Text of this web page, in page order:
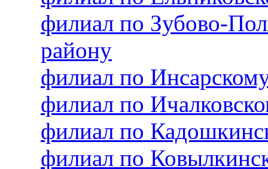
филиал по Зубово-
району
филиал по
филиал по
филиал по
филиал по